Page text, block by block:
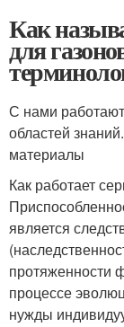
Как
для
С нами
областей
материалы
Как работает
является
протяженности
процессе
нужды